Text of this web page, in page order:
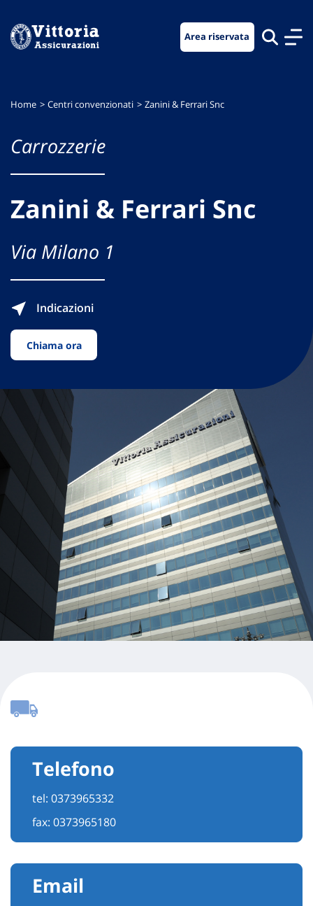
menu
contenuto
footer
Area riservata
Home Centri convenzionati Zanini & Ferrari Snc
Carrozzerie
Zanini & Ferrari Snc
Via Milano 1
Indicazioni
Chiama ora
Telefono
tel: 0373965332
fax: 0373965180
Email